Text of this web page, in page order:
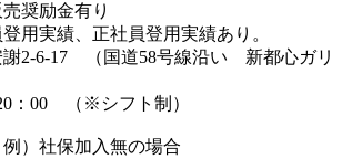
奨励金有り
用実績、正社員登用実績あり。
謝2-6-17 （国道58号線沿い 新都心ガリ
：00 （※シフト制）
例）社保加入無の場合